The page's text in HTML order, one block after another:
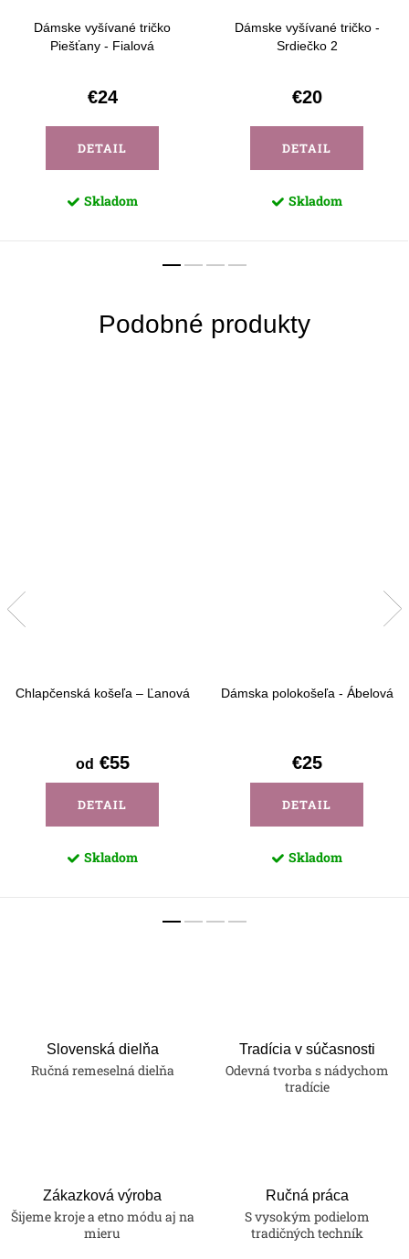
Dámske vyšívané tričko
Piešťany - Fialová
€24
DETAIL
Skladom
Dámske vyšívané tričko -
Srdiečko 2
€20
DETAIL
Skladom
Chlapčenská košeľa – Ľanová
od €55
DETAIL
Skladom
Dámska polokošeľa - Ábelová
€25
DETAIL
Skladom
Slovenská dielňa
Ručná remeselná dielňa
Tradícia v súčasnosti
Odevná tvorba s nádychom
tradície
Zákazková výroba
Šijeme kroje a etno módu aj na
mieru
Ručná práca
S vysokým podielom
tradičných techník